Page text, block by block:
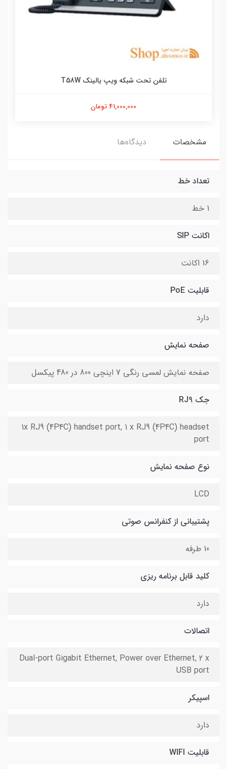
تلفن تحت شبکه ویپ یالینک T58W
41,000,000 تومان
مشخصات دیدگاه‌ها
تعداد خط
1 خط
اکانت SIP
16 اکانت
قابلیت PoE
دارد
صفحه نمایش
صفحه نمایش لمسی رنگی 7 اینچی 800 در 480 پیکسل
جک RJ9
1x RJ9 (4P4C) handset port, 1 x RJ9 (4P4C) headset
port
نوع صفحه نمایش
LCD
پشتیبانی از کنفرانس صوتی
10 طرفه
کلید قابل برنامه ریزی
دارد
اتصالات
Dual-port Gigabit Ethernet, Power over Ethernet, 2 x
USB port
اسپیکر
دارد
قابلیت WIFI